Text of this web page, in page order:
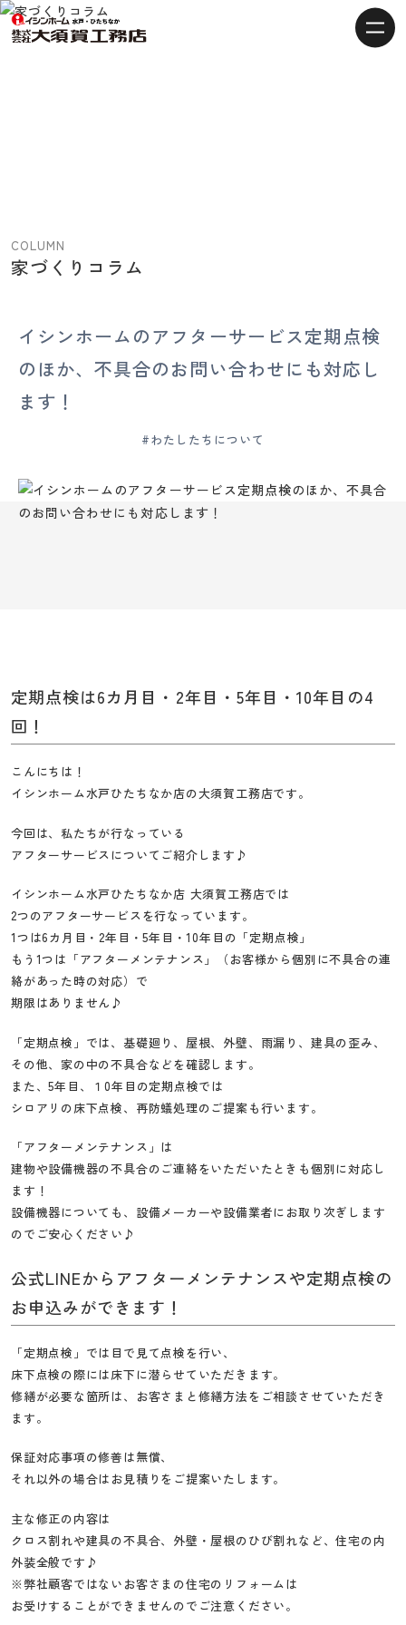
文
住
ン
ホ
ー
戸・
ひ
120
年
の
須
賀
工
務
COLUMN
家づくりコラム
イシンホームのアフターサービス定期点検
のほか、不具合のお問い合わせにも対応し
ます！
#わたしたちについて
定期点検は6カ月目・2年目・5年目・10年目の4
回！
こんにちは！
イシンホーム水戸ひたちなか店の大須賀工務店です。
今回は、私たちが行なっている
アフターサービスについてご紹介します♪
イシンホーム水戸ひたちなか店 大須賀工務店では
2つのアフターサービスを行なっています。
1つは6カ月目・2年目・5年目・10年目の「定期点検」
もう1つは「アフターメンテナンス」（お客様から個別に不具合の連
絡があった時の対応）で
期限はありません♪
「定期点検」では、基礎廻り、屋根、外壁、雨漏り、建具の歪み、
その他、家の中の不具合などを確認します。
また、5年目、１0年目の定期点検では
シロアリの床下点検、再防蟻処理のご提案も行います。
「アフターメンテナンス」は
建物や設備機器の不具合のご連絡をいただいたときも個別に対応し
ます！
設備機器についても、設備メーカーや設備業者にお取り次ぎします
のでご安心ください♪
公式LINEからアフターメンテナンスや定期点検の
お申込みができます！
「定期点検」では目で見て点検を行い、
床下点検の際には床下に潜らせていただきます。
修繕が必要な箇所は、お客さまと修繕方法をご相談させていただき
ます。
保証対応事項の修善は無償、
それ以外の場合はお見積りをご提案いたします。
主な修正の内容は
クロス割れや建具の不具合、外壁・屋根のひび割れなど、住宅の内
外装全般です♪
※弊社顧客ではないお客さまの住宅のリフォームは
お受けすることができませんのでご注意ください。